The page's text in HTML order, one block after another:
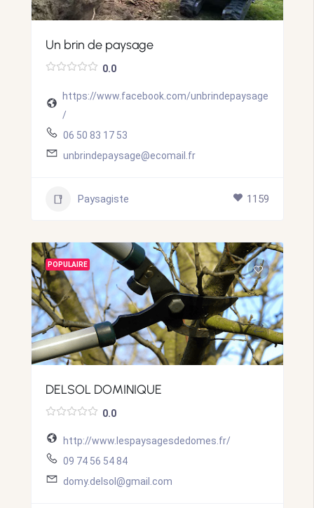
Un brin de paysage
0.0
https://www.facebook.com/unbrindepaysage
/
06 50 83 17 53
unbrindepaysage@ecomail.fr
Paysagiste 1159
POPULAIRE
DELSOL DOMINIQUE
0.0
http://www.lespaysagesdedomes.fr/
09 74 56 54 84
domy.delsol@gmail.com